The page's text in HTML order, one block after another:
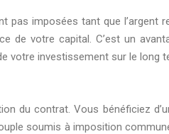
pas imposées tant que
de votre capital. C’est un
votre investissement sur le
du contrat. Vous bénéficiez
soumis à imposition